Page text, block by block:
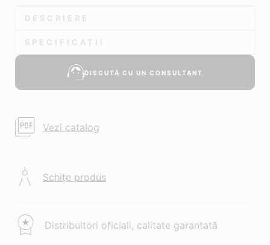
DESCRIERE
SPECIFICAȚII
DISCUTĂ CU UN CONSULTANT
Vezi catalog
Schițe produs
Distribuitori oficiali, calitate garantată